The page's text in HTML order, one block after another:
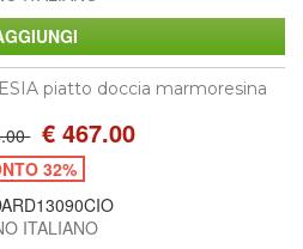
piatto doccia marmoresina
€ 467.00
32%
ITALIANO